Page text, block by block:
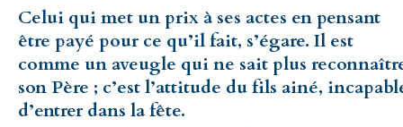
Celui qui met un prix à ses actes en pensant
être payé pour ce qu’il fait, s’égare. Il est
comme un aveugle qui ne sait plus
son Père ; c’est l’attitude du fils ainé,
d’entrer dans la fête.